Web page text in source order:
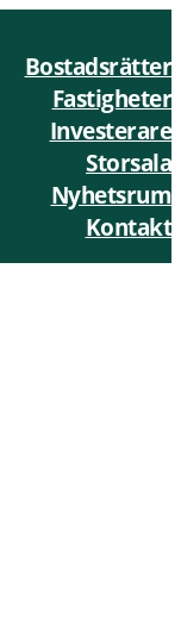
Bostadsrätter
Fastigheter
Investerare
Storsala
Nyhetsrum
Kontakt